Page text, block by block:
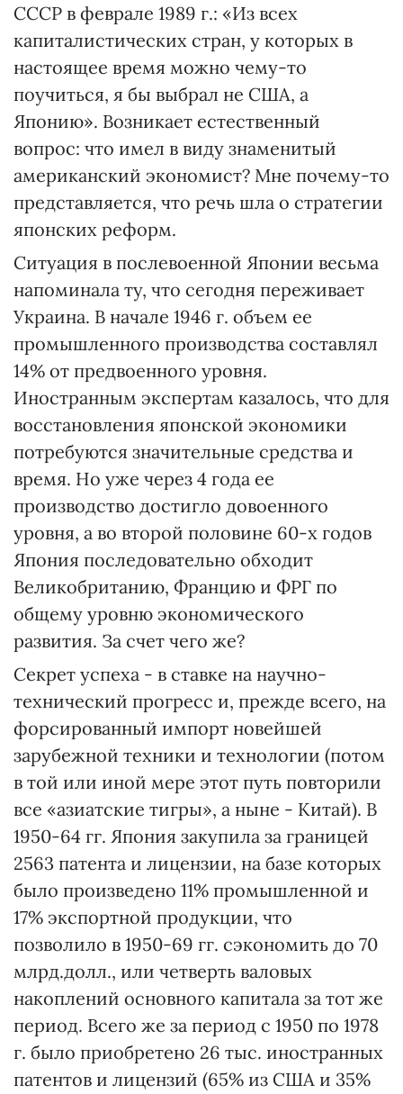
СССР в феврале 1989 г.: «Из всех
капиталистических стран, у которых в
настоящее время можно чему-то
поучиться, я бы выбрал не США, а
Японию». Возникает естественный
вопрос: что имел в виду знаменитый
американский экономист? Мне почему-то
представляется, что речь шла о стратегии
японских реформ.
Ситуация в послевоенной Японии весьма
напоминала ту, что сегодня переживает
Украина. В начале 1946 г. объем ее
промышленного производства составлял
14% от предвоенного уровня.
Иностранным экспертам казалось, что для
восстановления японской экономики
потребуются значительные средства и
время. Но уже через 4 года ее
производство достигло довоенного
уровня, а во второй половине 60-х годов
Япония последовательно обходит
Великобританию, Францию и ФРГ по
общему уровню экономического
развития. За счет чего же?
Секрет успеха - в ставке на научно-
технический прогресс и, прежде всего, на
форсированный импорт новейшей
зарубежной техники и технологии (потом
в той или иной мере этот путь повторили
все «азиатские тигры», а ныне - Китай). В
1950-64 гг. Япония закупила за границей
2563 патента и лицензии, на базе которых
было произведено 11% промышленной и
17% экспортной продукции, что
позволило в 1950-69 гг. сэкономить до 70
млрд.долл., или четверть валовых
накоплений основного капитала за тот же
период. Всего же за период с 1950 по 1978
г. было приобретено 26 тыс. иностранных
патентов и лицензий (65% из США и 35%